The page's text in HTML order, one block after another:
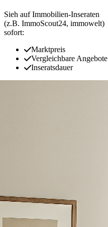
Sieh auf Immobilien‑Inseraten
(z.B. ImmoScout24, immowelt)
sofort:
Marktpreis
Vergleichbare Angebote
Inseratsdauer